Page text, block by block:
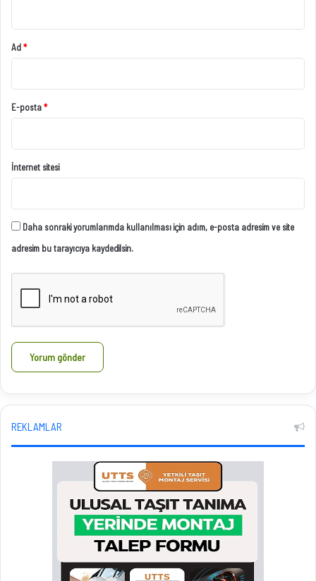
Ad*
E-posta*
İnternet sitesi
Daha sonraki yorumlarımda kullanılması için adım, e-posta adresim ve site
adresim bu tarayıcıya kaydedilsin.
REKLAMLAR